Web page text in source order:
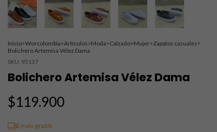
Inicio>Worcolombia>Artículos>Moda>Calzado>Mujer>Zapatos casuales>
Bolichero Artemisa Vélez Dama
SKU: 95137
Bolichero Artemisa Vélez Dama
$119.900
Envío gratis